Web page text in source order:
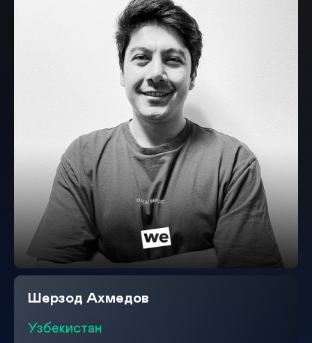
Шерзод Ахмедов
Узбекистан